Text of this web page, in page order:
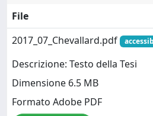
File
2017_07_Chevallard.pdf
Descrizione: Testo della Tesi
Dimensione 6.5 MB
Formato Adobe PDF